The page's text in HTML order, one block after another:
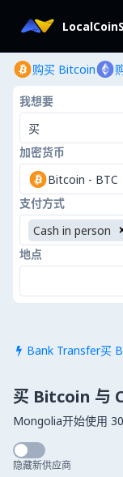
购买 Bitcoin
我想要
买
加密货币
Bitcoin - BTC
支付方式
Cash in person
地点
 Bank Transfer买
买 Bitcoin 与
Mongolia开始使用
隐藏新供应商